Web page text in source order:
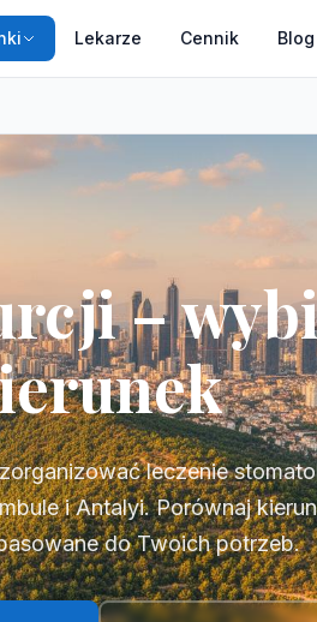
Lekarze Cennik Blog
–
leczenie
i Antalyi. Porównaj
do Twoich potrzeb.